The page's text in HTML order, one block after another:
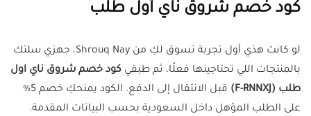
كود خصم شروق ناي أول طلب
لو كانت هذي أول تجربة تسوق لكِ من Shrouq Nay، جهزي سلتك
بالمنتجات اللي تحتاجينها فعلًا، ثم طبقي كود خصم شروق ناي اول
طلب (F-RNNXJ)
قبل الانتقال إلى الدفع. الكود يمنحكِ خصم 5%
على الطلب المؤهل داخل السعودية بحسب البيانات المقدمة.